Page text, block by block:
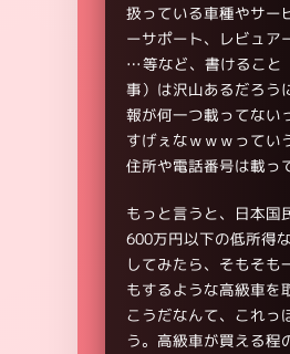
扱っている車種やサー
ーサポート、レビュア
…等など、書けること
事）は沢山あるだろ
報が何一つ載ってな
すげぇなｗｗｗってい
住所や電話番号は載っ
もっと言うと、日本国
600万円以下の低所得
してみたら、そもそも
もするような高級車を
こうだなんて、これっ
う。高級車が買える程